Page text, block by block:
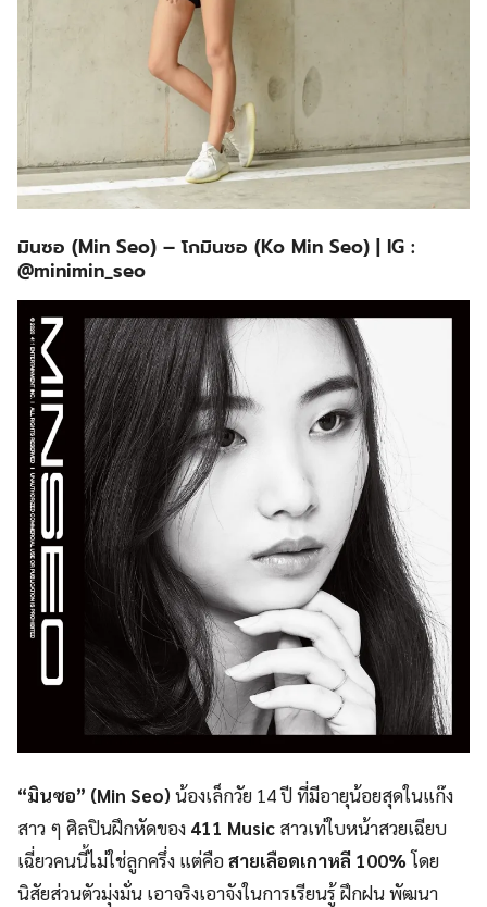
มินซอ (Min Seo) – โกมินซอ (Ko Min Seo) | IG :
@minimin_seo
“มินซอ” (Min Seo)น้องเล็กวัย 14 ปี ที่มีอายุน้อยสุดในแก๊ง
สาว ๆ ศิลปินฝึกหัดของ 411 Music สาวเท่ใบหน้าสวยเฉียบ
เฉี่ยวคนนี้ไม่ใช่ลูกครึ่ง แต่คือสายเลือดเกาหลี 100%โดย
นิสัยส่วนตัวมุ่งมั่น เอาจริงเอาจังในการเรียนรู้ ฝึกฝน พัฒนา